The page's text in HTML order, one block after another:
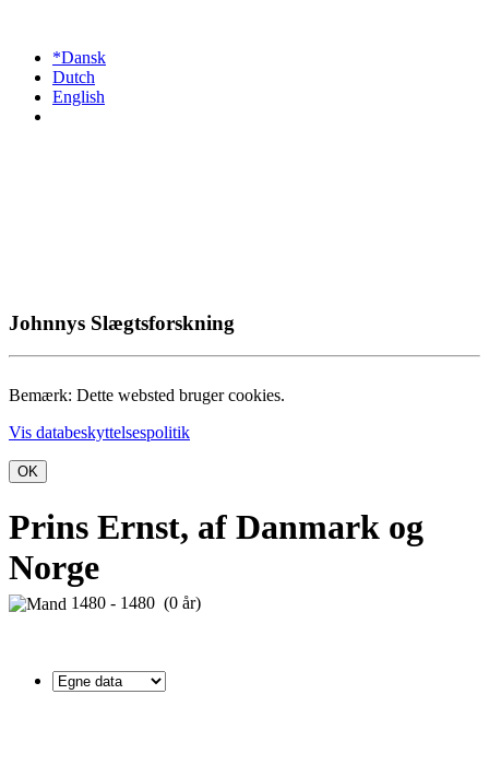
*Dansk
Dutch
English
Johnnys Slægtsforskning
Bemærk: Dette websted bruger cookies.
Vis databeskyttelsespolitik
OK
Prins Ernst, af Danmark og
Norge
1480 - 1480 (0 år)